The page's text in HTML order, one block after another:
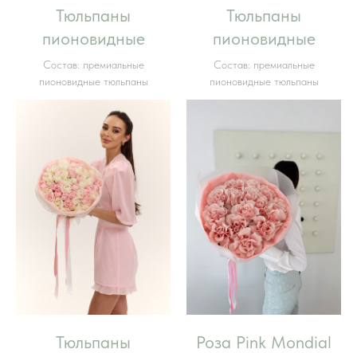
Тюльпаны
пионовидные
Состав: премиальные
пионовидные тюльпаны
Тюльпаны
пионовидные
Состав: премиальные
пионовидные тюльпаны
Тюльпаны
Роза Pink Mondial